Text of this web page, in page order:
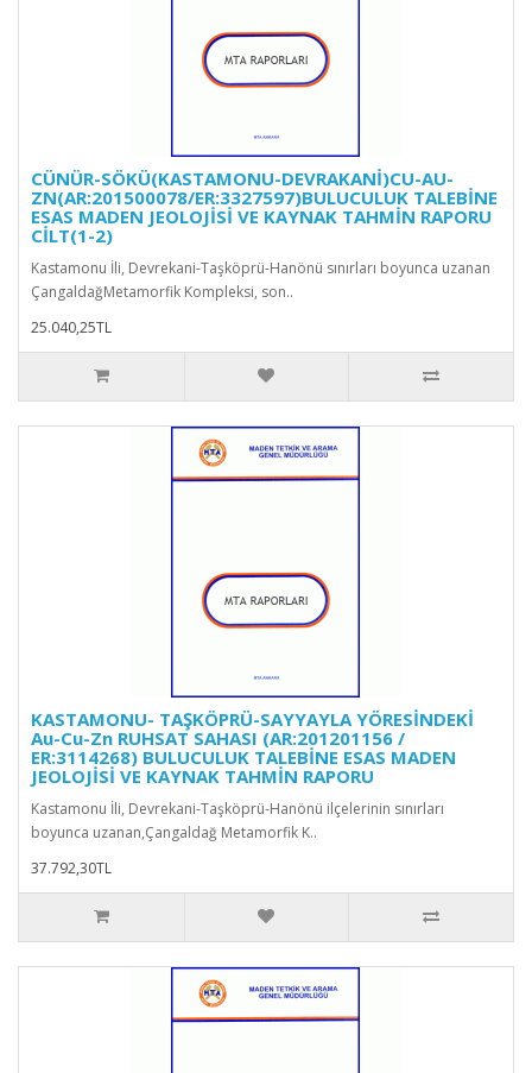
CÜNÜR-SÖKÜ(KASTAMONU-DEVRAKANİ)CU-AU-
ZN(AR:201500078/ER:3327597)BULUCULUK TALEBİNE
ESAS MADEN JEOLOJİSİ VE KAYNAK TAHMİN RAPORU
CİLT(1-2)
Kastamonu İli, Devrekani-Taşköprü-Hanönü sınırları boyunca uzanan
ÇangaldağMetamorfik Kompleksi, son..
25.040,25TL
KASTAMONU- TAŞKÖPRÜ-SAYYAYLA YÖRESİNDEKİ
Au-Cu-Zn RUHSAT SAHASI (AR:201201156 /
ER:3114268) BULUCULUK TALEBİNE ESAS MADEN
JEOLOJİSİ VE KAYNAK TAHMİN RAPORU
Kastamonu İli, Devrekani-Taşköprü-Hanönü ilçelerinin sınırları
boyunca uzanan,Çangaldağ Metamorfik K..
37.792,30TL